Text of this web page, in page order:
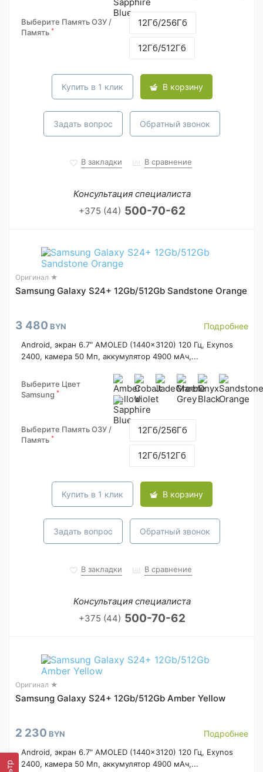
Выберите Память ОЗУ /
Память *
12Гб/256Гб
12Гб/512Гб
Купить в 1 клик В корзину
Задать вопрос Обратный звонок
В закладки В сравнение
Консультация специалиста
+375 (44) 500-70-62
Оригинал ★
Samsung Galaxy S24+ 12Gb/512Gb Sandstone Orange
3 480 BYN Подробнее
Android, экран 6.7" AMOLED (1440x3120) 120 Гц, Exynos
2400, камера 50 Мп, аккумулятор 4900 мАч,...
Выберите Цвет
Samsung *
Выберите Память ОЗУ /
Память *
12Гб/256Гб
12Гб/512Гб
Купить в 1 клик В корзину
Задать вопрос Обратный звонок
В закладки В сравнение
Консультация специалиста
+375 (44) 500-70-62
Оригинал ★
Samsung Galaxy S24+ 12Gb/512Gb Amber Yellow
2 230 BYN Подробнее
Android, экран 6.7" AMOLED (1440x3120) 120 Гц, Exynos
2400, камера 50 Мп, аккумулятор 4900 мАч,...